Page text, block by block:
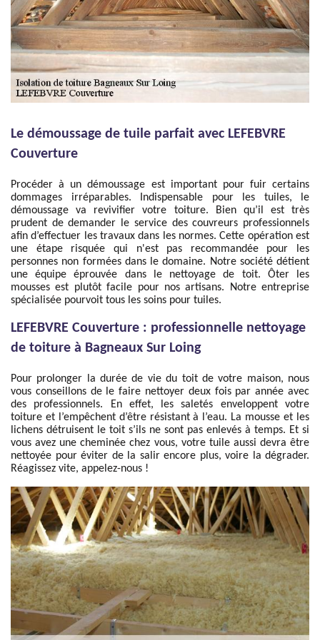
Le démoussage de tuile parfait avec LEFEBVRE
Couverture
Procéder à un démoussage est important pour fuir certains
dommages irréparables. Indispensable pour les tuiles, le
démoussage va revivifier votre toiture. Bien qu’il est très
prudent de demander le service des couvreurs professionnels
afin d’effectuer les travaux dans les normes. Cette opération est
une étape risquée qui n'est pas recommandée pour les
personnes non formées dans le domaine. Notre société détient
une équipe éprouvée dans le nettoyage de toit. Ôter les
mousses est plutôt facile pour nos artisans. Notre entreprise
spécialisée pourvoit tous les soins pour tuiles.
LEFEBVRE Couverture : professionnelle nettoyage
de toiture à Bagneaux Sur Loing
Pour prolonger la durée de vie du toit de votre maison, nous
vous conseillons de le faire nettoyer deux fois par année avec
des professionnels. En effet, les saletés enveloppent votre
toiture et l’empêchent d’être résistant à l’eau. La mousse et les
lichens détruisent le toit s’ils ne sont pas enlevés à temps. Et si
vous avez une cheminée chez vous, votre tuile aussi devra être
nettoyée pour éviter de la salir encore plus, voire la dégrader.
Réagissez vite, appelez-nous !